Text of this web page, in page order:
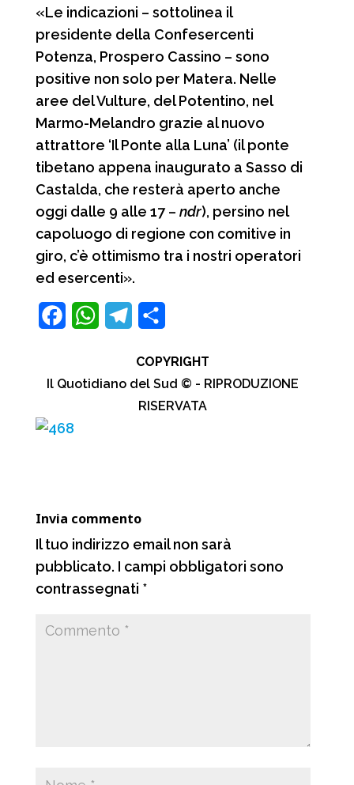
«Le indicazioni – sottolinea il
presidente della Confesercenti
Potenza, Prospero Cassino – sono
positive non solo per Matera. Nelle
aree del Vulture, del Potentino, nel
Marmo-Melandro grazie al nuovo
attrattore ‘Il Ponte alla Luna’ (il ponte
tibetano appena inaugurato a Sasso di
Castalda, che resterà aperto anche
oggi dalle 9 alle 17 – ndr), persino nel
capoluogo di regione con comitive in
giro, c’è ottimismo tra i nostri operatori
ed esercenti».
b
W
n
COPYRIGHT
Il Quotidiano del Sud © - RIPRODUZIONE
RISERVATA
Invia commento
Il tuo indirizzo email non sarà
pubblicato. I campi obbligatori sono
contrassegnati *